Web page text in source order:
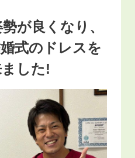
が良くなり、
式のドレスを
した!